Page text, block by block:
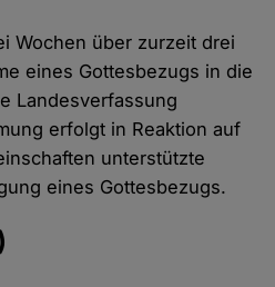
Wochen über zurzeit drei
eines Gottesbezugs in die
Landesverfassung
erfolgt in Reaktion auf
unterstützte
eines Gottesbezugs.